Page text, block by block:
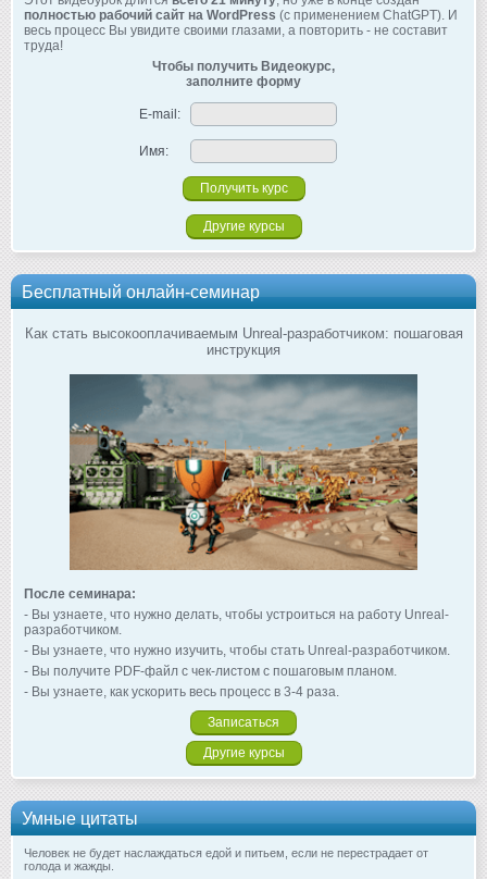
полностью рабочий сайт на WordPress (с применением ChatGPT). И
весь процесс Вы увидите своими глазами, а повторить - не составит
труда!
Чтобы получить Видеокурс,
заполните форму
E-mail:
Имя:
Другие курсы
Бесплатный онлайн-семинар
Как стать высокооплачиваемым Unreal-разработчиком: пошаговая
инструкция
После семинара:
- Вы узнаете, что нужно делать, чтобы устроиться на работу Unreal-
разработчиком.
- Вы узнаете, что нужно изучить, чтобы стать Unreal-разработчиком.
- Вы получите PDF-файл с чек-листом с пошаговым планом.
- Вы узнаете, как ускорить весь процесс в 3-4 раза.
Записаться
Другие курсы
Умные цитаты
Человек не будет наслаждаться едой и питьем, если не перестрадает от
голода и жажды.